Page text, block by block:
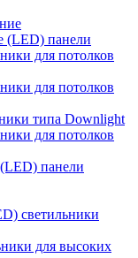
(LED) панели
для потолков
для потолков
типа Downlight
для потолков
панели
светильники
для высоких